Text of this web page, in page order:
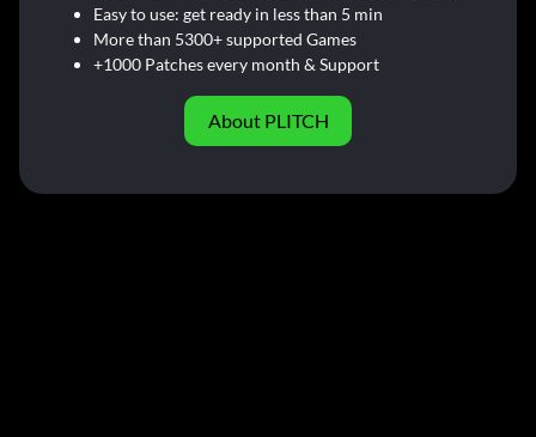
Easy to use: get ready in less than 5 min
More than 5300+ supported Games
+1000 Patches every month & Support
About PLITCH